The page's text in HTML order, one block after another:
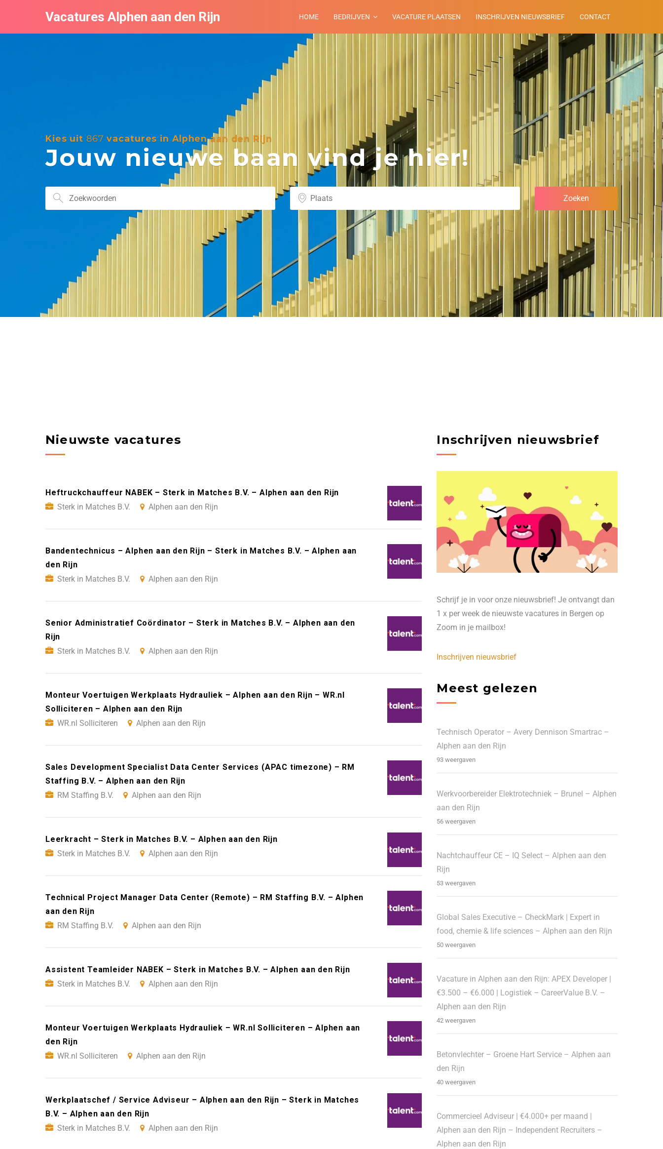
Vacatures Alphen aan den Rijn HOME BEDRIJVEN VACATURE PLAATSEN INSCHRIJVEN NIEUWSBRIEF CONTACT
Kies uit 867 vacatures in Alphen aan den Rijn
Jouw nieuwe baan vind je hier!
Nieuwste vacatures
Heftruckchauffeur NABEK – Sterk in Matches B.V. – Alphen aan den Rijn
Sterk in Matches B.V.
Alphen aan den Rijn
Bandentechnicus – Alphen aan den Rijn – Sterk in Matches B.V. – Alphen aan
den Rijn
Sterk in Matches B.V.
Alphen aan den Rijn
Senior Administratief Coördinator – Sterk in Matches B.V. – Alphen aan den
Rijn
Sterk in Matches B.V.
Alphen aan den Rijn
Monteur Voertuigen Werkplaats Hydrauliek – Alphen aan den Rijn – WR.nl
Solliciteren – Alphen aan den Rijn
WR.nl Solliciteren
Alphen aan den Rijn
Sales Development Specialist Data Center Services (APAC timezone) – RM
Staffing B.V. – Alphen aan den Rijn
RM Staffing B.V.
Alphen aan den Rijn
Leerkracht – Sterk in Matches B.V. – Alphen aan den Rijn
Sterk in Matches B.V.
Alphen aan den Rijn
Technical Project Manager Data Center (Remote) – RM Staffing B.V. – Alphen
aan den Rijn
RM Staffing B.V.
Alphen aan den Rijn
Assistent Teamleider NABEK – Sterk in Matches B.V. – Alphen aan den Rijn
Sterk in Matches B.V.
Alphen aan den Rijn
Monteur Voertuigen Werkplaats Hydrauliek – WR.nl Solliciteren – Alphen aan
den Rijn
WR.nl Solliciteren
Alphen aan den Rijn
Werkplaatschef / Service Adviseur – Alphen aan den Rijn – Sterk in Matches
B.V. – Alphen aan den Rijn
Sterk in Matches B.V.
Alphen aan den Rijn
Inschrijven nieuwsbrief
Schrijf je in voor onze nieuwsbrief! Je ontvangt dan
1 x per week de nieuwste vacatures in Bergen op
Zoom in je mailbox!
Inschrijven nieuwsbrief
Meest gelezen
Technisch Operator – Avery Dennison Smartrac –
Alphen aan den Rijn
93 weergaven
Werkvoorbereider Elektrotechniek – Brunel – Alphen
aan den Rijn
56 weergaven
Nachtchauffeur CE – IQ Select – Alphen aan den
Rijn
53 weergaven
Global Sales Executive – CheckMark | Expert in
food, chemie & life sciences – Alphen aan den Rijn
50 weergaven
Vacature in Alphen aan den Rijn: APEX Developer |
€3.500 – €6.000 | Logistiek – CareerValue B.V. –
Alphen aan den Rijn
42 weergaven
Betonvlechter – Groene Hart Service – Alphen aan
den Rijn
40 weergaven
Commercieel Adviseur | €4.000+ per maand |
Alphen aan den Rijn – Independent Recruiters –
Alphen aan den Rijn